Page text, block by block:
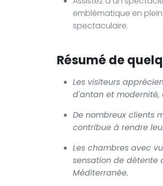
emblématique en
spectaculaire.
Résumé de
Les visiteurs
d'antan et
De nombreux clients
contribue à rendre
Les chambres avec
sensation de détente
Méditerranée.